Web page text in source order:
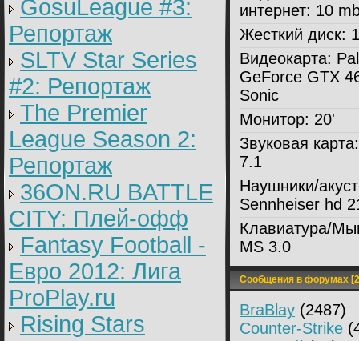
GosuLeague #3:
Репортаж
SLTV Star Series
#2: Репортаж
The Premier
League Season 2:
Репортаж
36ON.RU BATTLE
CITY: Плей-офф
Fantasy Football -
Евро 2012: Лига
ProPlay.ru
Rising Stars
интернет: 10
Жесткий диск:
Видеокарта:
GeForce GTX
Sonic
Монитор: 20'
Звуковая карта:
7.1
Наушники/
Sennheiser hd
Клавиатура/
MS 3.0
Сообщения в форумах
BraBlay (2487)
Counter-Strike